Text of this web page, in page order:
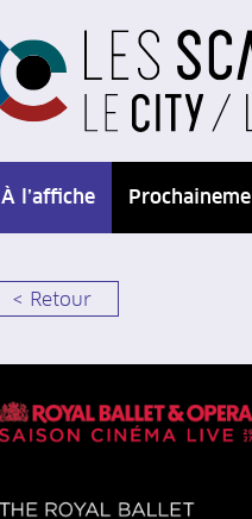
À l’affiche
< Retour